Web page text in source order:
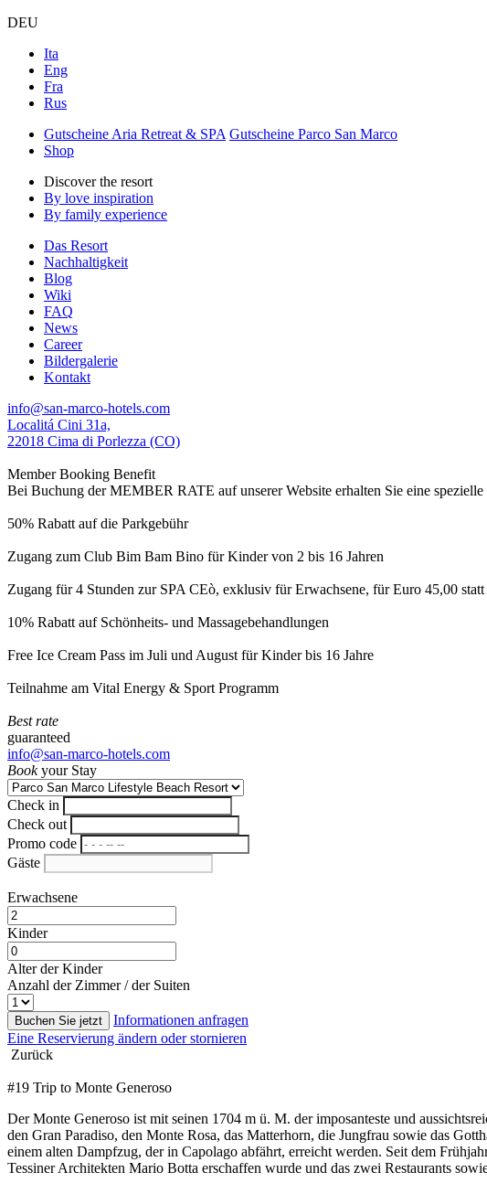
DEU
Ita
Eng
Fra
Rus
Gutscheine Aria Retreat & SPA Gutscheine Parco San Marco
Shop
Discover the resort
By love inspiration
By family experience
Das Resort
Nachhaltigkeit
Blog
Wiki
FAQ
News
Career
Bildergalerie
Kontakt
info@san-marco-hotels.com
Localitá Cini 31a,
22018 Cima di Porlezza (CO)
Member Booking Benefit
Bei Buchung der MEMBER RATE auf unserer Website erhalten Sie eine
50% Rabatt auf die Parkgebühr
Zugang zum Club Bim Bam Bino für Kinder von 2 bis 16 Jahren
Zugang für 4 Stunden zur SPA CEò, exklusiv für Erwachsene, für Euro 45,00
10% Rabatt auf Schönheits- und Massagebehandlungen
Free Ice Cream Pass im Juli und August für Kinder bis 16 Jahre
Teilnahme am Vital Energy & Sport Programm
Best rate
guaranteed
info@san-marco-hotels.com
Bookyour Stay
Check in
Check out
Promo code
Gäste
Erwachsene
Kinder
Alter der Kinder
Anzahl der Zimmer / der Suiten
Buchen Sie jetzt
Informationen anfragen
Eine Reservierung ändern oder stornieren
Zurück
#19 Trip to Monte Generoso
Der Monte Generoso ist mit seinen 1704 m ü. M. der imposanteste und
den Gran Paradiso, den Monte Rosa, das Matterhorn, die Jungfrau sowie das
einem alten Dampfzug, der in Capolago abfährt, erreicht werden. Seit dem
Tessiner Architekten Mario Botta erschaffen wurde und das zwei Restaurants